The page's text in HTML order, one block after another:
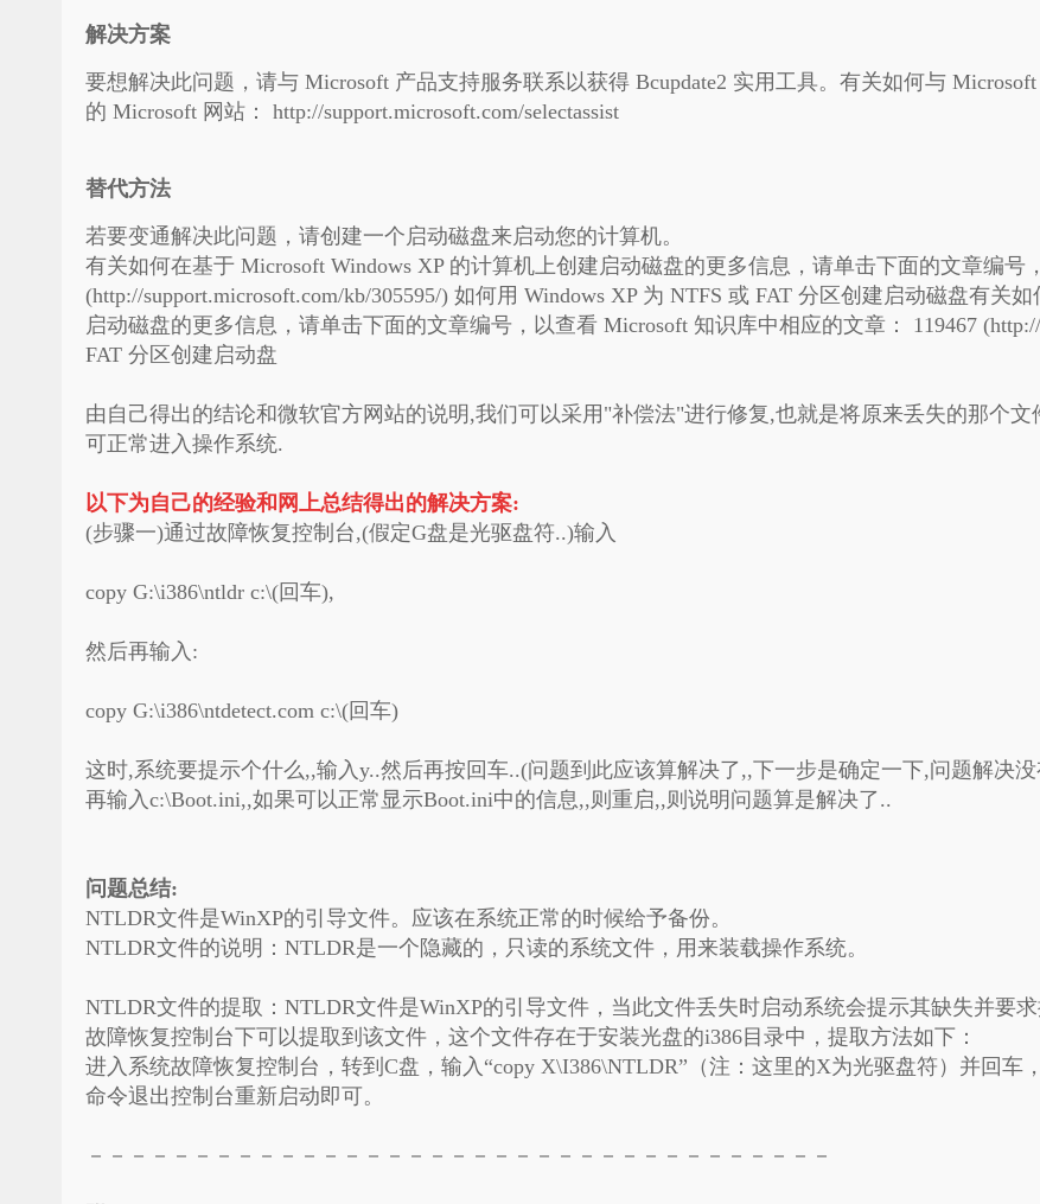
解决方案
要想解决此问题，请与 Microsoft 产品支持服务联系以获得 Bcupdate2 实用工具。有关如何与
的 Microsoft 网站： http://support.microsoft.com/selectassist
替代方法
若要变通解决此问题，请创建一个启动磁盘来启动您的计算机。
有关如何在基于 Microsoft Windows XP 的计算机上创建启动磁盘的更多信息，请单击下面的文章编号
(http://support.microsoft.com/kb/305595/) 如何用 Windows XP 为 NTFS 或 FAT 分区创建启动磁盘有关如
启动磁盘的更多信息，请单击下面的文章编号，以查看 Microsoft 知识库中相应的文章： 119467
FAT 分区创建启动盘
由自己得出的结论和微软官方网站的说明,我们可以采用"补偿法"进行修复,也就是将原来丢失的那个
可正常进入操作系统.
以下为自己的经验和网上总结得出的解决方案:
(步骤一)通过故障恢复控制台,(假定G盘是光驱盘符..)输入
copy G:\i386\ntldr c:\(回车),
然后再输入:
copy G:\i386\ntdetect.com c:\(回车)
这时,系统要提示个什么,,输入y..然后再按回车..(问题到此应该算解决了,,下一步是确定一下,问题解决
再输入c:\Boot.ini,,如果可以正常显示Boot.ini中的信息,,则重启,,则说明问题算是解决了..
问题总结:
NTLDR文件是WinXP的引导文件。应该在系统正常的时候给予备份。
NTLDR文件的说明：NTLDR是一个隐藏的，只读的系统文件，用来装载操作系统。
NTLDR文件的提取：NTLDR文件是WinXP的引导文件，当此文件丢失时启动系统会提示其缺失并要
故障恢复控制台下可以提取到该文件，这个文件存在于安装光盘的i386目录中，提取方法如下：
进入系统故障恢复控制台，转到C盘，输入“copy X\I386\NTLDR”（注：这里的X为光驱盘符）并回车
命令退出控制台重新启动即可。
－－－－－－－－－－－－－－－－－－－－－－－－－－－－－－－－－－－